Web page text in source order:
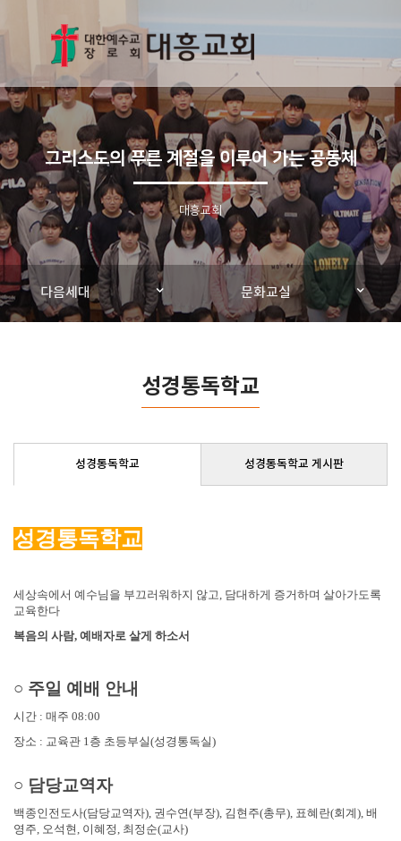
그리스도의 푸른 계절을 이루어 가는 공동체
대흥교회
다음세대 문화교실
성경통독학교
성경통독학교 성경통독학교 게시판
성경통독학교
세상속에서 예수님을 부끄러워하지 않고, 담대하게 증거하며 살아가도록
교육한다
​복음의 사람, 예배자로 살게 하소서
○ 주일 예배 안내
시간 : 매주 08:00
장소 : 교육관 1층 초등부실(성경통독실)
○ 담당교역자
백종인전도사(담당교역자), 권수연(부장), 김현주(총무), 표혜란(회계), 배
영주, 오석현, 이혜정, 최정순(교사)